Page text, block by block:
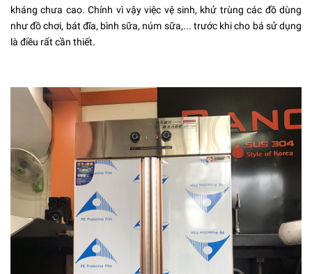
kháng chưa cao. Chính vì vậy việc vệ sinh, khử trùng các đồ dùng
như đồ chơi, bát đĩa, bình sữa, núm sữa,... trước khi cho bá sử dụng
là điều rất cần thiết.